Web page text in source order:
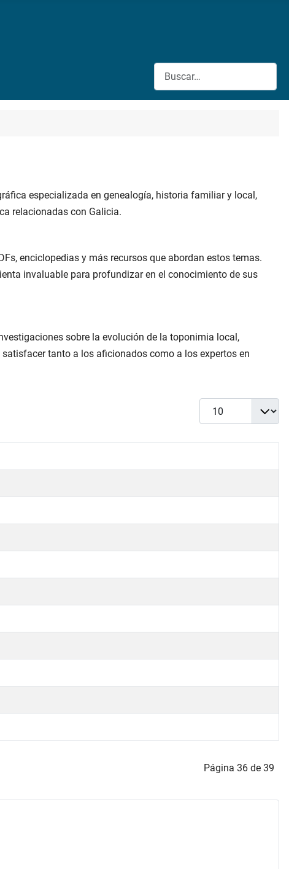
Buscar
especializada en genealogía, historia familiar y local,
relacionadas con Galicia.
enciclopedias y más recursos que abordan estos temas.
invaluable para profundizar en el conocimiento de sus
sobre la evolución de la toponimia local,
tanto a los aficionados como a los expertos en
Cantidad
Página 36 de 39